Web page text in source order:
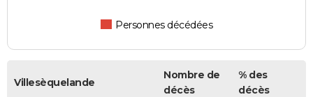
Personnes décédées
Villesèquelande
Nombre de
décès
% des
décès